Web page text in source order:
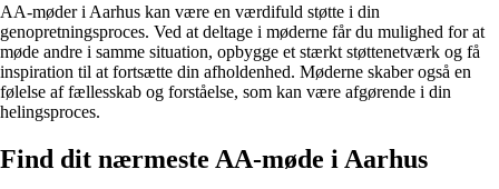
AA-møder i Aarhus kan være en værdifuld støtte i din
genopretningsproces. Ved at deltage i møderne får du mulighed for at
møde andre i samme situation, opbygge et stærkt støttenetværk og få
inspiration til at fortsætte din afholdenhed. Møderne skaber også en
følelse af fællesskab og forståelse, som kan være afgørende i din
helingsproces.
Find dit nærmeste AA-møde i Aarhus